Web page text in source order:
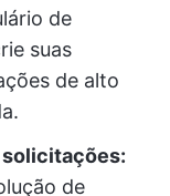
de
suas
de alto
solicitações:
de